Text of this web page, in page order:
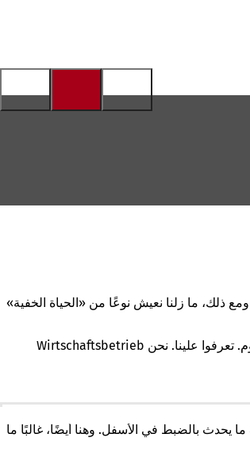
ومع ذلك، ما زلنا نعيش نوعًا من «الحياة الخفية»
ونريد تغيير ذلك من خلال حملة "Gugg emol do". نريد أن ندخل إلى وعيكم، وأن نثير فضولكم. تجاهنا وتجاه ما نقوم به. لأننا معكم. كل يوم. ونعمل من أجلكم. كل يوم. تعرفوا علينا. نحن Wirtschaftsbetrieb
يحدث بالضبط في الأسفل. وهنا أيضًا، غالبًا ما